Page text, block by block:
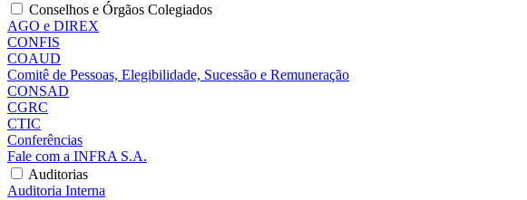
Conselhos e Órgãos Colegiados
AGO e DIREX
CONFIS
COAUD
Comitê de Pessoas, Elegibilidade, Sucessão e Remuneração
CONSAD
CGRC
CTIC
Conferências
Fale com a INFRA S.A.
Auditorias
Auditoria Interna